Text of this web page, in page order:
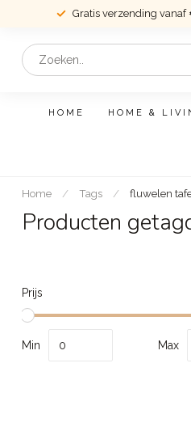
Gratis verzending vanaf
HOME HOME &
Home / Tags / fluwelen
Producten
Prijs
Min Max